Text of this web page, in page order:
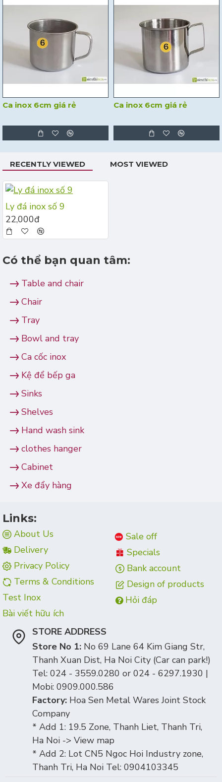
Ca inox 6cm giá rẻ Ca inox 6cm giá rẻ
RECENTLY VIEWED MOST VIEWED
Ly đá inox số 9
22,000đ
Có thể bạn quan tâm:
Table and chair
Chair
Tray
Bowl and tray
Ca cốc inox
Kệ để bếp ga
Sinks
Shelves
Hand wash sink
clothes hanger
Cabinet
Xe đẩy hàng
Links:
About Us
Delivery
Privacy Policy
Terms & Conditions
Test Inox
Bài viết hữu ích
Sale off
Specials
Bank account
Design of products
Hỏi đáp
STORE ADDRESS
Store No 1: No 69 Lane 64 Kim Giang Str,
Thanh Xuan Dist, Ha Noi City (Car can park!)
Tel: 024 - 3559.0280 or 024 - 6297.1930 |
Mobi: 0909.000.586
Factory: Hoa Sen Metal Wares Joint Stock
Company
* Add 1: 19.5 Zone, Thanh Liet, Thanh Tri,
Ha Noi -> View map
* Add 2: Lot CN5 Ngoc Hoi Industry zone,
Thanh Tri, Ha Noi Tel: 0904103345